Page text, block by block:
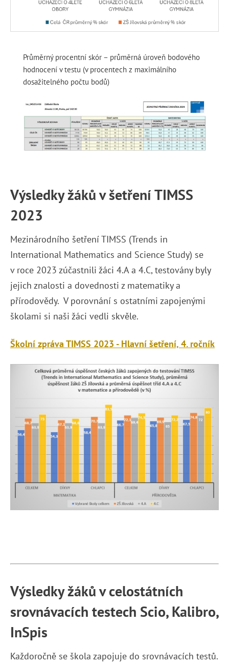
Průměrný procentní skór – průměrná úroveň bodového
hodnocení v testu (v procentech z maximálního
dosažitelného počtu bodů)
Výsledky žáků v šetření TIMSS
2023
Mezinárodního šetření TIMSS (Trends in
International Mathematics and Science Study) se
v roce 2023 zúčastnili žáci 4.A a 4.C, testovány byly
jejich znalosti a dovednosti z matematiky a
přírodovědy. V porovnání s ostatními zapojenými
školami si naši žáci vedli skvěle.
Školní zpráva TIMSS 2023 - Hlavní šetření, 4. ročník
Výsledky žáků v celostátních
srovnávacích testech Scio, Kalibro,
InSpis
Každoročně se škola zapojuje do srovnávacích testů.